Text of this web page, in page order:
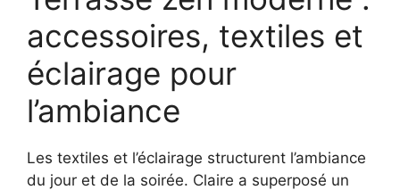
accessoires, textiles et
éclairage pour
l’ambiance
Les textiles et l’éclairage structurent l’ambiance
du jour et de la soirée. Claire a superposé un